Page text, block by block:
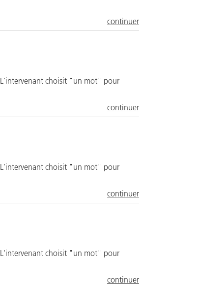
continuer
L'intervenant choisit "un mot" pour
continuer
L'intervenant choisit "un mot" pour
continuer
L'intervenant choisit "un mot" pour
continuer